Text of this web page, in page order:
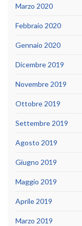
Marzo 2020
Febbraio 2020
Gennaio 2020
Dicembre 2019
Novembre 2019
Ottobre 2019
Settembre 2019
Agosto 2019
Giugno 2019
Maggio 2019
Aprile 2019
Marzo 2019